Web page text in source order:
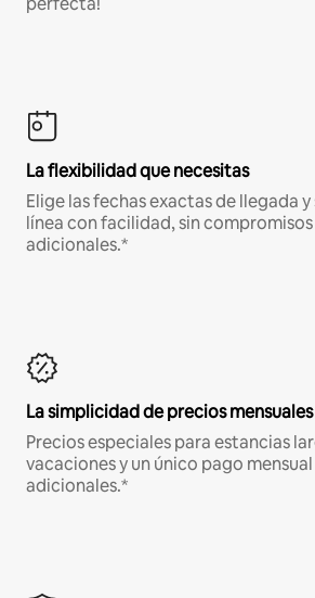
La flexibilidad que necesitas
Elige las fechas exactas de llegada
línea con facilidad, sin
adicionales.*
La simplicidad de precios mensuales
Precios especiales para estancias
vacaciones y un único pago
adicionales.*